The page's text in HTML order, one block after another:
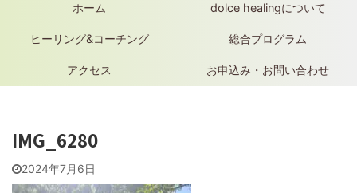
ホーム dolce healingについて
ヒーリング&コーチング 総合プログラム
アクセス お申込み・お問い合わせ
IMG_6280
2024年7月6日